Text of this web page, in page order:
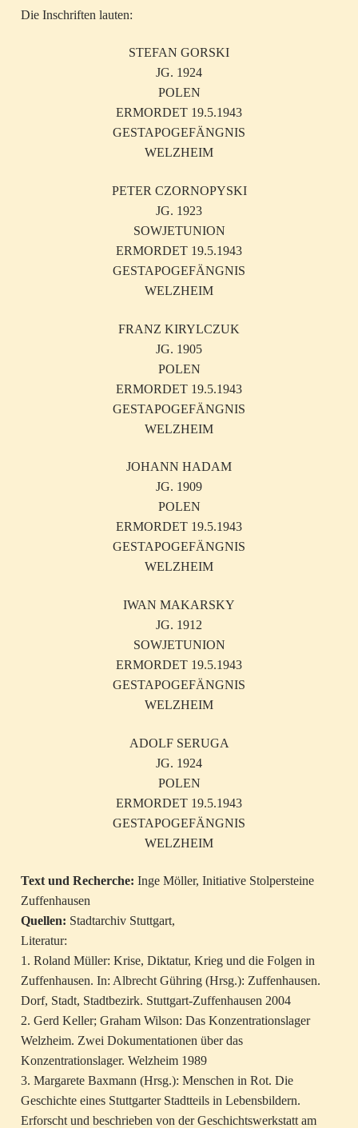
Die Inschriften lauten:
STEFAN GORSKI
JG. 1924
POLEN
ERMORDET 19.5.1943
GESTAPOGEFÄNGNIS
WELZHEIM
PETER CZORNOPYSKI
JG. 1923
SOWJETUNION
ERMORDET 19.5.1943
GESTAPOGEFÄNGNIS
WELZHEIM
FRANZ KIRYLCZUK
JG. 1905
POLEN
ERMORDET 19.5.1943
GESTAPOGEFÄNGNIS
WELZHEIM
JOHANN HADAM
JG. 1909
POLEN
ERMORDET 19.5.1943
GESTAPOGEFÄNGNIS
WELZHEIM
IWAN MAKARSKY
JG. 1912
SOWJETUNION
ERMORDET 19.5.1943
GESTAPOGEFÄNGNIS
WELZHEIM
ADOLF SERUGA
JG. 1924
POLEN
ERMORDET 19.5.1943
GESTAPOGEFÄNGNIS
WELZHEIM
Text und Recherche: Inge Möller, Initiative Stolpersteine
Zuffenhausen
Quellen: Stadtarchiv Stuttgart,
Literatur:
1. Roland Müller: Krise, Diktatur, Krieg und die Folgen in
Zuffenhausen. In: Albrecht Gühring (Hrsg.): Zuffenhausen.
Dorf, Stadt, Stadtbezirk. Stuttgart-Zuffenhausen 2004
2. Gerd Keller; Graham Wilson: Das Konzentrationslager
Welzheim. Zwei Dokumentationen über das
Konzentrationslager. Welzheim 1989
3. Margarete Baxmann (Hrsg.): Menschen in Rot. Die
Geschichte eines Stuttgarter Stadtteils in Lebensbildern.
Erforscht und beschrieben von der Geschichtswerkstatt am